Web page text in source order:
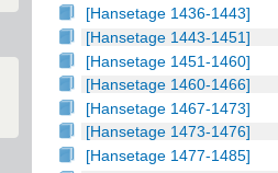
[Hansetage 1436-1443]
[Hansetage 1443-1451]
[Hansetage 1451-1460]
[Hansetage 1460-1466]
[Hansetage 1467-1473]
[Hansetage 1473-1476]
[Hansetage 1477-1485]